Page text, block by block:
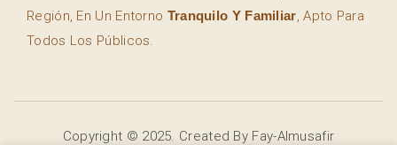
Región, En Un Entorno Tranquilo Y Familiar, Apto Para
Todos Los Públicos.
Copyright © 2025. Created By Fay-Almusafir